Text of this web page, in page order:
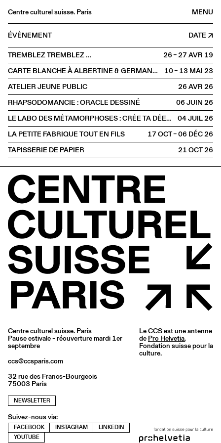
MENU
Centre culturel suisse. Paris
Agenda
Librairie
Buvette
Archives
Médiathèque
Éditions
Informations
FR/EN
EXPOSITION Atelier
ÉVÈNEMENT
DATE
TREMBLEZ TREMBLEZ …
26 – 27 AVR2019
CARTE BLANCHE À ALBERTINE & GERMANO ZULLO
10 – 13 MAI2023
ATELIER JEUNE PUBLIC
26 AVR2026
RHAPSODOMANCIE : ORACLE DESSINÉ
06 JUIN2026
LE LABO DES MÉTAMORPHOSES : CRÉE TA DÉESSE, INVENTE TA CRÉATURE
04 JUIL2026
LA PETITE FABRIQUE TOUT EN FILS
17 OCT – 06 DÉC2026
TAPISSERIE DE PAPIER
21 OCT2026
Centre culturel suisse. Paris
Pause estivale - réouverture mardi 1er
septembre
ccs@ccsparis.com
32 rue des Francs-Bourgeois
75003 Paris
NEWSLETTER
Suivez-nous via:
FACEBOOK INSTAGRAM
LINKEDIN
YOUTUBE
Le CCS est une antenne
de Pro Helvetia,
Fondation suisse pour la
culture.